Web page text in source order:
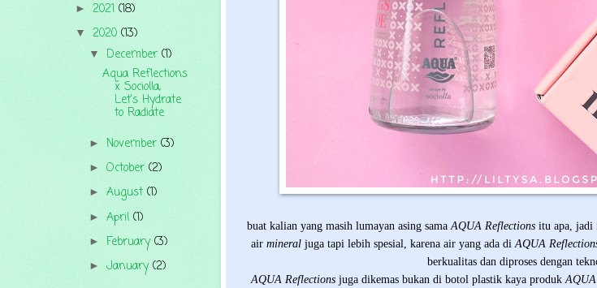
buat kalian yang masih lumayan asing sama AQUA Reflections itu apa, jadi
air mineral juga tapi lebih spesial, karena air yang ada di AQUA
berkualitas dan diproses dengan
AQUA Reflections juga dikemas bukan di botol plastik kaya produk AQUA
► 2021 (18)
▼ 2020 (13)
▼ December (1)
Aqua Reflections
x Sociolla,
Let's Hydrate
to Radiate
► November (3)
► October (2)
► August (1)
► April (1)
► February(3)
► January(2)